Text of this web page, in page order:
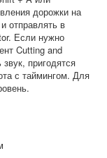
дорожки на
отправлять в
Если нужно
Cutting and
пригодятся
с таймингом. Для